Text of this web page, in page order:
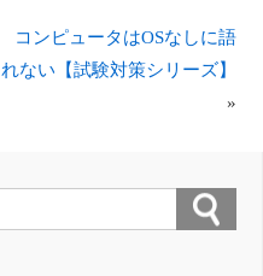
コンピュータはOSなしに語
れない【試験対策シリーズ】
»